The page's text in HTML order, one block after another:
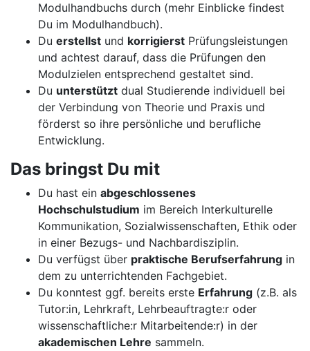
Modulhandbuchs durch (mehr Einblicke findest
Du im Modulhandbuch).
Du erstellst und korrigierst Prüfungsleistungen
und achtest darauf, dass die Prüfungen den
Modulzielen entsprechend gestaltet sind.
Du unterstützt dual Studierende individuell bei
der Verbindung von Theorie und Praxis und
förderst so ihre persönliche und berufliche
Entwicklung.
Das bringst Du mit
Du hast ein abgeschlossenes
Hochschulstudium im Bereich Interkulturelle
Kommunikation, Sozialwissenschaften, Ethik oder
in einer Bezugs- und Nachbardisziplin.
Du verfügst über praktische Berufserfahrung in
dem zu unterrichtenden Fachgebiet.
Du konntest ggf. bereits erste Erfahrung (z.B. als
Tutor:in, Lehrkraft, Lehrbeauftragte:r oder
wissenschaftliche:r Mitarbeitende:r) in der
akademischen Lehre sammeln.